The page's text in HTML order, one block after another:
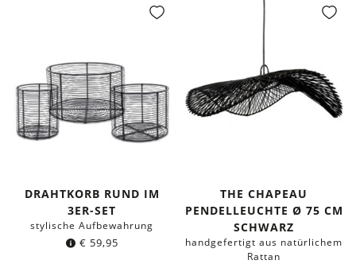
DRAHTKORB RUND IM
3ER-SET
stylische Aufbewahrung
€ 59,95
THE CHAPEAU
PENDELLEUCHTE Ø 75 CM
SCHWARZ
handgefertigt aus natürlichem
Rattan